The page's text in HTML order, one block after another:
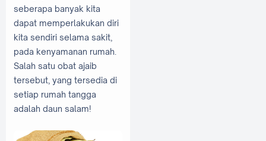
seberapa banyak kita
dapat memperlakukan diri
kita sendiri selama sakit,
pada kenyamanan rumah.
Salah satu obat ajaib
tersebut, yang tersedia di
setiap rumah tangga
adalah daun salam!